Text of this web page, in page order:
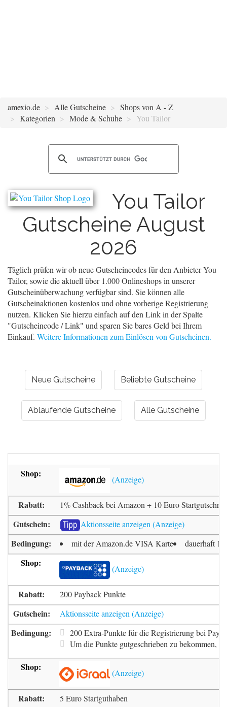
amexio.de Alle Gutscheine
Shops von A - Z
Kategorien
Mode & Schuhe You Tailor
You Tailor
Gutscheine August
2026
Täglich prüfen wir ob neue Gutscheincodes für den Anbieter You
Tailor, sowie die aktuell über 1.000 Onlineshops in unserer
Gutscheinüberwachung verfügbar sind. Sie können alle
Gutscheinaktionen kostenlos und ohne vorherige Registrierung
nutzen. Klicken Sie hierzu einfach auf den Link in der Spalte
"Gutscheincode / Link" und sparen Sie bares Geld bei Ihrem
Einkauf. Weitere Informationen zum Einlösen von Gutscheinen.
Neue Gutscheine Beliebte Gutscheine
Ablaufende Gutscheine Alle Gutscheine
1% Cashback bei Amazon + 10 Euro Startgutschrift
Aktionsseite anzeigen
mit der Amazon.de VISA Karte
dauerhaft
200 Payback Punkte
Aktionsseite anzeigen
200 Extra-Punkte für die Registrierung bei
Um die Punkte gutgeschrieben zu bekommen,
5 Euro Startguthaben